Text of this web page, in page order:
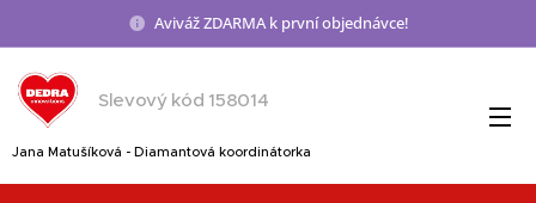
Aviváž ZDARMA k první objednávce!
Slevový kód 158014
Jana Matušíková - Diamantová koordinátorka